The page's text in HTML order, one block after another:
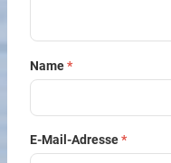
Name*
E-Mail-Adresse*